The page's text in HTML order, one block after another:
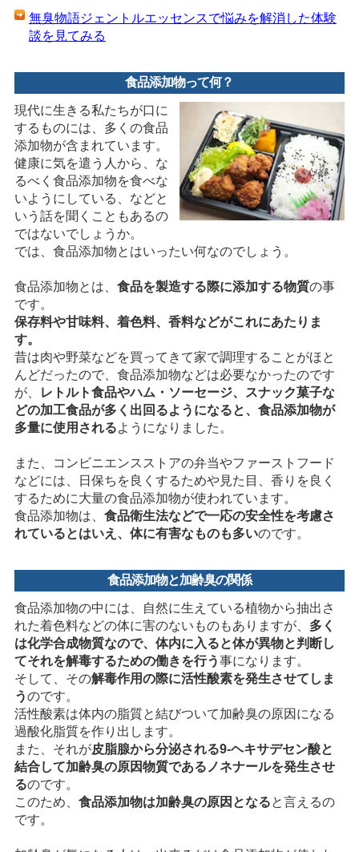
無臭物語ジェントルエッセンスで悩みを解消した体験
談を見てみる
食品添加物って何？
現代に生きる私たちが口に
するものには、多くの食品
添加物が含まれています。
健康に気を遣う人から、な
るべく食品添加物を食べな
いようにしている、などと
いう話を聞くこともあるの
ではないでしょうか。
では、食品添加物とはいったい何なのでしょう。
食品添加物とは、 食品を製造する際に添加する物質の事
です。
保存料や甘味料、着色料、香料などがこれにあたりま
す。
昔は肉や野菜などを買ってきて家で調理することがほと
んどだったので、食品添加物などは必要なかったのです
が、
レトルト食品やハム・ソーセージ、スナック菓子な
どの加工食品が多く出回るようになると、食品添加物が
多量に使用されるようになりました。
また、コンビニエンスストアの弁当やファーストフード
などには、日保ちを良くするためや見た目、香りを良く
するために大量の食品添加物が使われています。
食品添加物は、 食品衛生法などで一応の安全性を考慮さ
れているとはいえ、体に有害なものも多いのです。
食品添加物と加齢臭の関係
食品添加物の中には、自然に生えている植物から抽出さ
れた着色料などの体に害のないものもありますが、 多く
は化学合成物質なので、体内に入ると体が異物と判断し
てそれを解毒するための働きを行う事になります。
そして、その解毒作用の際に活性酸素を発生させてしま
うのです。
活性酸素は体内の脂質と結びついて加齢臭の原因になる
過酸化脂質を作り出します。
また、それが皮脂腺から分泌される9-ヘキサデセン酸と
結合して加齢臭の原因物質であるノネナールを発生させ
るのです。
このため、 食品添加物は加齢臭の原因となると言えるの
です。